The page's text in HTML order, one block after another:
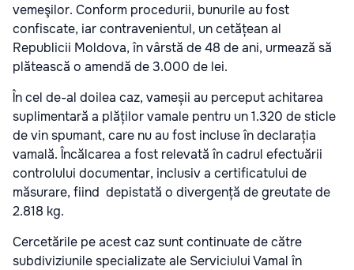
vemeşilor. Conform procedurii, bunurile au fost
confiscate, iar contravenientul, un cetățean al
Republicii Moldova, în vârstă de 48 de ani, urmează să
plătească o amendă de 3.000 de lei.
În cel de-al doilea caz, vameșii au perceput achitarea
suplimentară a plăților vamale pentru un 1.320 de sticle
de vin spumant, care nu au fost incluse în declarația
vamală. Încălcarea a fost relevată în cadrul efectuării
controlului documentar, inclusiv a certificatului de
măsurare, fiind depistată o divergență de greutate de
2.818 kg.
Cercetările pe acest caz sunt continuate de către
subdiviziunile specializate ale Serviciului Vamal în